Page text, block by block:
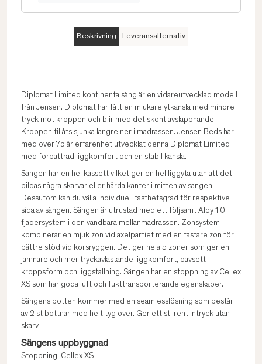
Beskrivning Leveransalternativ
Diplomat Limited kontinentalsäng är en vidareutvecklad modell
från Jensen. Diplomat har fått en mjukare ytkänsla med mindre
tryck mot kroppen och blir med det skönt avslappnande.
Kroppen tillåts sjunka längre ner i madrassen. Jensen Beds har
med över 75 år erfarenhet utvecklat denna Diplomat Limited
med förbättrad liggkomfort och en stabil känsla.
Sängen har en hel kassett vilket ger en hel liggyta utan att det
bildas några skarvar eller hårda kanter i mitten av sängen.
Dessutom kan du välja individuell fasthetsgrad för respektive
sida av sängen. Sängen är utrustad med ett följsamt Aloy 1.0
fjädersystem i den vändbara mellanmadrassen. Zonsystem
kombinerar en mjuk zon vid axelpartiet med en fastare zon för
bättre stöd vid korsryggen. Det ger hela 5 zoner som ger en
jämnare och mer tryckavlastande liggkomfort, oavsett
kroppsform och liggställning. Sängen har en stoppning av Cellex
XS som har goda luft och fukttransporterande egenskaper.
Sängens botten kommer med en seamlesslösning som består
av 2 st bottnar med helt tyg över. Ger ett stilrent intryck utan
skarv.
Sängens uppbyggnad
Stoppning: Cellex XS